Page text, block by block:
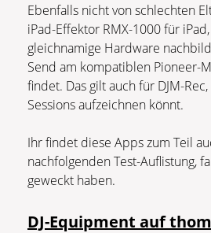
Ebenfalls nicht von schlechten
iPad-Effektor RMX-1000 für
gleichnamige Hardware
Send am kompatiblen Pioneer-
findet. Das gilt auch für DJM-
Sessions aufzeichnen könnt.
Ihr findet diese Apps zum Teil
nachfolgenden Test-Auflistung,
geweckt haben.
DJ-Equipment auf